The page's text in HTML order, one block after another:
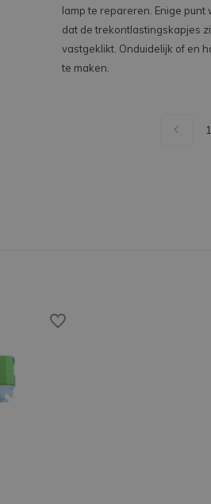
lamp te repareren. Enige punt
dat de trekontlastingskapjes
vastgeklikt. Onduidelijk of en
te maken.
1